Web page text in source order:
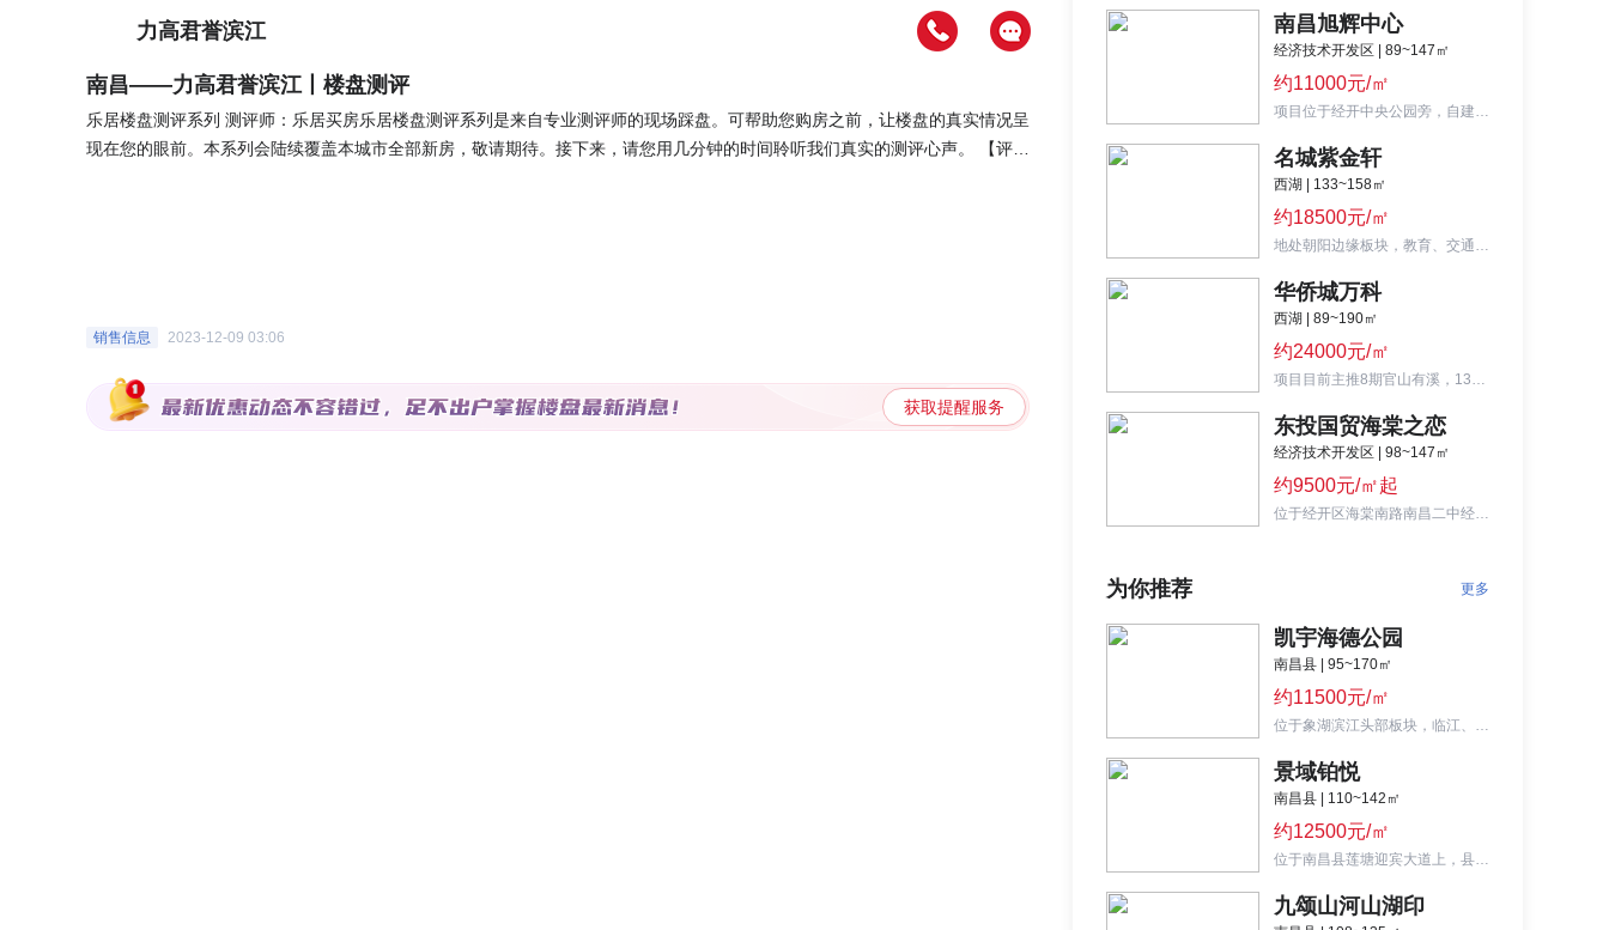
住体验，较好的采光、通风、较短的归家活动动线，动静分区，都将提升居家生活体验。如下图洋房C户型该户型建面约114
㎡，居室为4室2厅2卫，朝向为南北。洋房户型，户型方正，南北通透；四开间朝南，客厅、两次卧以及主卧朝南。大横厅设
都将提升居家生活体验。如下图高层A户型该户型建面约89㎡，居室为3室2厅1卫，朝向为南北。高层中间户型，户型方正，半
通透；南向大阳台设计，连接客厅以及次卧，采光不错。三开间朝南，客厅、次卧以及主卧朝南。 【交通出行】 轨道交通：楼
盘2km（直线距离）内暂时无地铁站。公共交通：1km（直线距离）内有9个公交站，最近的是河洲路鲁班路口(公交站), 与楼盘
为了更加清晰，将日常的生活配套进一步细分为教育、医疗、购物、休闲便利等维度。 该楼盘户型含89~114㎡,价格约12000元/
请关注。想要了解更多楼盘细节，可以点击文章开头处楼盘卡片，浏览楼盘详情；同时下方为您推荐了最新的主题楼盘内容哦。
力高君誉滨江
南昌——力高君誉滨江丨楼盘测评
乐居楼盘测评系列 测评师：乐居买房乐居楼盘测评系列是来自专业测评师的现场踩盘。可帮助您购房之前，让楼盘的真实情况呈
现在您的眼前。本系列会陆续覆盖本城市全部新房，敬请期待。接下来，请您用几分钟的时间聆听我们真实的测评心声。 【评测
整体居住舒适。2、园区绿化覆盖较多，居住舒适度高。3、板楼：户型规矩、互视小、通风、日照良好。多层：多层住宅，通常
容积率较低，环境较好，基本上是户户朝南，得房率较高。 【户型分析】 洋房C户型-四居室-建面约114㎡户型直接影响居住体
验，较好的采光、通风、较短的归家活动动线，动静分区，都将提升居家生活体验。如下图洋房C户型该户型建面约114㎡，居
室为4室2厅2卫，朝向为南北。洋房户型，户型方正，南北通透；四开间朝南，客厅、两次卧以及主卧朝南。大横厅设计，彰显
销售信息 2023-12-09 03:06
获取提醒服务
南昌旭辉中心
经济技术开发区 | 89~147㎡
约11000元/㎡
项目位于经开中央公园旁，自建旭辉广场，分为三个地块，主打89-155㎡高层、小高层、洋房。
名城紫金轩
西湖 | 133~158㎡
约18500元/㎡
地处朝阳边缘板块，教育、交通、环境配套尚可，主打133-155平改善现房。
华侨城万科
西湖 | 89~190㎡
约24000元/㎡
项目目前主推8期官山有溪，130-160-190平大平层，单价2.4万元/平起。
东投国贸海棠之恋
经济技术开发区 | 98~147㎡
约9500元/㎡起
位于经开区海棠南路南昌二中经开校区旁，规划9栋小高层和高层，主推98-147㎡三至四房。
为你推荐 更多
凯宇海德公园
南昌县 | 95~170㎡
约11500元/㎡
位于象湖滨江头部板块，临江、近新洪大商圈，近地铁，主打95-170㎡高层，不过为本土小开发商开发。
景域铂悦
南昌县 | 110~142㎡
约12500元/㎡
位于南昌县莲塘迎宾大道上，县政府、县博物馆西侧，目前主推110—142㎡高层/洋房。
九颂山河山湖印